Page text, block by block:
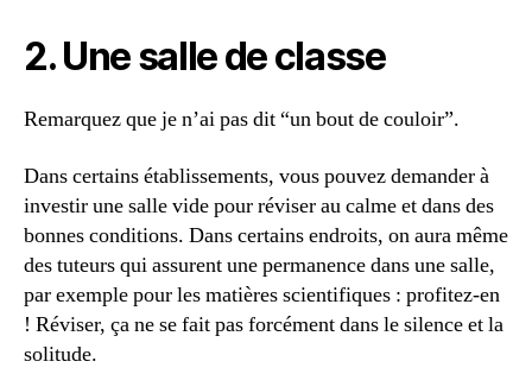
2. Une salle de classe
Remarquez que je n’ai pas dit “un bout de couloir”.
Dans certains établissements, vous pouvez demander à
investir une salle vide pour réviser au calme et dans des
bonnes conditions. Dans certains endroits, on aura même
des tuteurs qui assurent une permanence dans une salle,
par exemple pour les matières scientifiques : profitez-en
! Réviser, ça ne se fait pas forcément dans le silence et la
solitude.